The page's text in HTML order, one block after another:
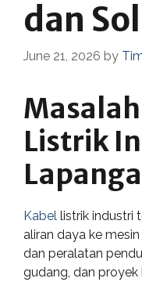
dan
June 21, 2026 by
Listrik
Kabel listrik industri
aliran daya ke
dan peralatan
gudang, dan proyek